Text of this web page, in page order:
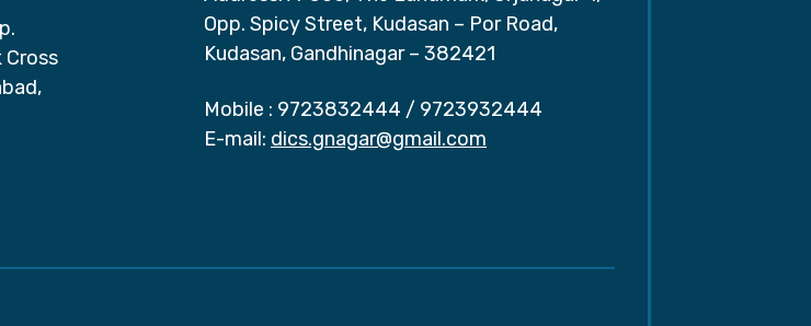
Cross
Opp. Spicy Street, Kudasan – Por Road,
Kudasan, Gandhinagar – 382421
Mobile : 9723832444 / 9723932444
E-mail: dics.gnagar@gmail.com